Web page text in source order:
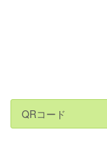
QRコード